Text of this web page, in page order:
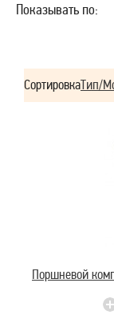
Показывать по:
СортировкаТип/
Поршневой